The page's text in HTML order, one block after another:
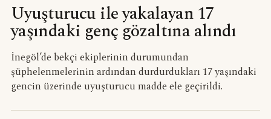
Uyuşturucu ile yakalayan 17
yaşındaki genç gözaltına alındı
İnegöl’de bekçi ekiplerinin durumundan
şüphelenmelerinin ardından durdurdukları 17 yaşındaki
gencin üzerinde uyuşturucu madde ele geçirildi.